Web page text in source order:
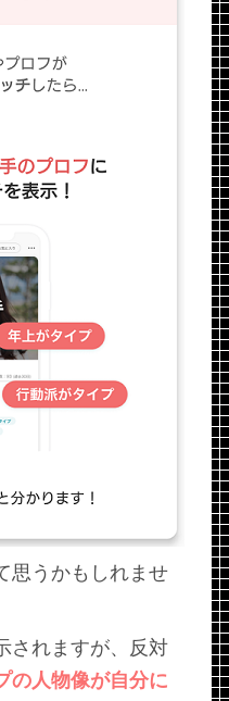
思うかもしれませ
されますが、反対
の人物像が自分に